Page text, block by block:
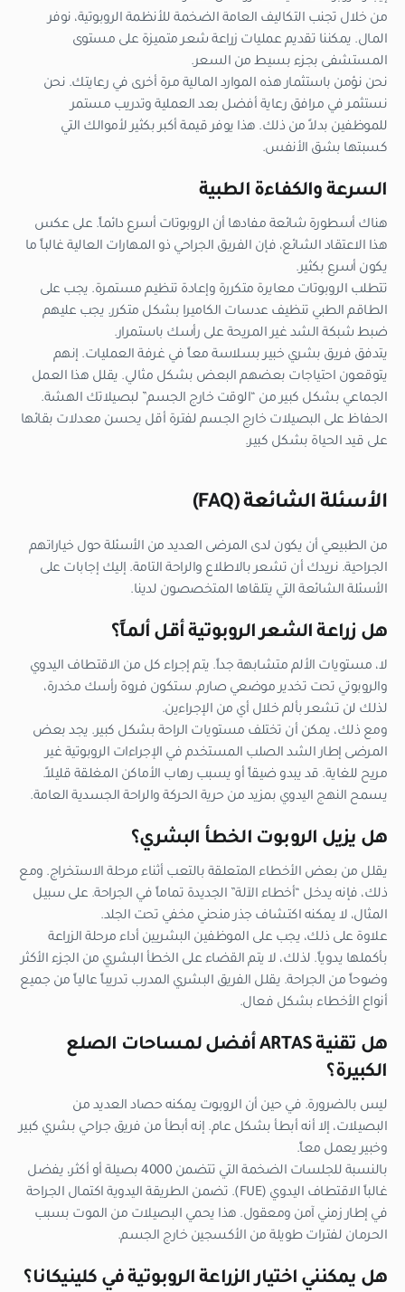
من خلال تجنب التكاليف العامة الضخمة للأنظمة الروبوتية، نوفر
المال. يمكننا تقديم عمليات زراعة شعر متميزة على مستوى
المستشفى بجزء بسيط من السعر.
نحن نؤمن باستثمار هذه الموارد المالية مرة أخرى في رعايتك. نحن
نستثمر في مرافق رعاية أفضل بعد العملية وتدريب مستمر
للموظفين بدلاً من ذلك. هذا يوفر قيمة أكبر بكثير لأموالك التي
كسبتها بشق الأنفس.
السرعة والكفاءة الطبية
هناك أسطورة شائعة مفادها أن الروبوتات أسرع دائماً. على عكس
هذا الاعتقاد الشائع، فإن الفريق الجراحي ذو المهارات العالية غالباً ما
يكون أسرع بكثير.
تتطلب الروبوتات معايرة متكررة وإعادة تنظيم مستمرة. يجب على
الطاقم الطبي تنظيف عدسات الكاميرا بشكل متكرر. يجب عليهم
ضبط شبكة الشد غير المريحة على رأسك باستمرار.
يتدفق فريق بشري خبير بسلاسة معاً في غرفة العمليات. إنهم
يتوقعون احتياجات بعضهم البعض بشكل مثالي. يقلل هذا العمل
الجماعي بشكل كبير من “الوقت خارج الجسم” لبصيلاتك الهشة.
الحفاظ على البصيلات خارج الجسم لفترة أقل يحسن معدلات بقائها
على قيد الحياة بشكل كبير.
الأسئلة الشائعة (FAQ)
من الطبيعي أن يكون لدى المرضى العديد من الأسئلة حول خياراتهم
الجراحية. نريدك أن تشعر بالاطلاع والراحة التامة. إليك إجابات على
الأسئلة الشائعة التي يتلقاها المتخصصون لدينا.
هل زراعة الشعر الروبوتية أقل ألماً؟
لا، مستويات الألم متشابهة جداً. يتم إجراء كل من الاقتطاف اليدوي
والروبوتي تحت تخدير موضعي صارم. ستكون فروة رأسك مخدرة،
لذلك لن تشعر بألم خلال أي من الإجراءين.
ومع ذلك، يمكن أن تختلف مستويات الراحة بشكل كبير. يجد بعض
المرضى إطار الشد الصلب المستخدم في الإجراءات الروبوتية غير
مريح للغاية. قد يبدو ضيقاً أو يسبب رهاب الأماكن المغلقة قليلاً.
يسمح النهج اليدوي بمزيد من حرية الحركة والراحة الجسدية العامة.
هل يزيل الروبوت الخطأ البشري؟
يقلل من بعض الأخطاء المتعلقة بالتعب أثناء مرحلة الاستخراج. ومع
ذلك، فإنه يدخل “أخطاء الآلة” الجديدة تماماً في الجراحة. على سبيل
المثال، لا يمكنه اكتشاف جذر منحني مخفي تحت الجلد.
علاوة على ذلك، يجب على الموظفين البشريين أداء مرحلة الزراعة
بأكملها يدوياً. لذلك، لا يتم القضاء على الخطأ البشري من الجزء الأكثر
وضوحاً من الجراحة. يقلل الفريق البشري المدرب تدريباً عالياً من جميع
أنواع الأخطاء بشكل فعال.
هل تقنية ARTAS أفضل لمساحات الصلع
الكبيرة؟
ليس بالضرورة. في حين أن الروبوت يمكنه حصاد العديد من
البصيلات، إلا أنه أبطأ بشكل عام. إنه أبطأ من فريق جراحي بشري كبير
وخبير يعمل معاً.
بالنسبة للجلسات الضخمة التي تتضمن 4000 بصيلة أو أكثر، يفضل
غالباً الاقتطاف اليدوي (FUE). تضمن الطريقة اليدوية اكتمال الجراحة
في إطار زمني آمن ومعقول. هذا يحمي البصيلات من الموت بسبب
الحرمان لفترات طويلة من الأكسجين خارج الجسم.
هل يمكنني اختيار الزراعة الروبوتية في كلينيكانا؟